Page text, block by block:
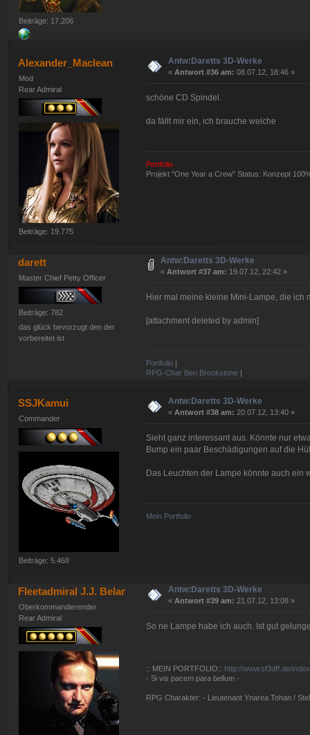
Beiträge: 17.206
Alexander_Maclean
Mod
Rear Admiral
Beiträge: 19.775
Antw:Daretts 3D-Werke
« Antwort #36 am: 08.07.12, 18:46 »
schöne CD Spindel.
da fällt mir ein, ich brauche welche
Portfolio
Projekt "One Year a Crew" Status: Konzept
darett
Master Chief Petty Officer
Beiträge: 782
das glück bevorzugt den der
vorbereitet ist
Antw:Daretts 3D-Werke
« Antwort #37 am: 19.07.12, 22:42 »
Hier mal meine kleine Mini-Lampe, die ich
[attachment deleted by admin]
Portfolio|
RPG-Char Ben Brookstone|
SSJKamui
Commander
Beiträge: 5.468
Antw:Daretts 3D-Werke
« Antwort #38 am: 20.07.12, 13:40 »
Sieht ganz interessant aus. Könnte nur
Bump ein paar Beschädigungen auf die
Das Leuchten der Lampe könnte auch ein
Mein Portfolio
Fleetadmiral J.J. Belar
Oberkommandierender
Rear Admiral
Antw:Daretts 3D-Werke
« Antwort #39 am: 21.07.12, 13:08 »
So ne Lampe habe ich auch. Ist gut
:: MEIN PORTFOLIO:: http://www.sf3dff.de/
- Si vis pacem para bellum -
RPG Charakter: - Lieutenant Ynarea Tohan /